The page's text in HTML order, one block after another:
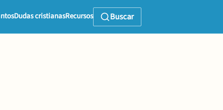
Dudas cristianasRecursos Buscar